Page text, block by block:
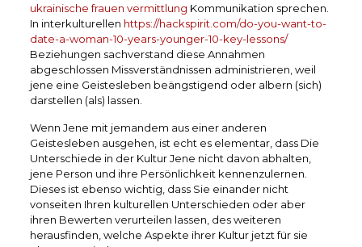
ukrainische frauen vermittlung Kommunikation sprechen.
In interkulturellen https://hackspirit.com/do-you-want-to-
date-a-woman-10-years-younger-10-key-lessons/
Beziehungen sachverstand diese Annahmen
abgeschlossen Missverständnissen administrieren, weil
jene eine Geistesleben beängstigend oder albern (sich)
darstellen (als) lassen.
Wenn Jene mit jemandem aus einer anderen
Geistesleben ausgehen, ist echt es elementar, dass Die
Unterschiede in der Kultur Jene nicht davon abhalten,
jene Person und ihre Persönlichkeit kennenzulernen.
Dieses ist ebenso wichtig, dass Sie einander nicht
vonseiten Ihren kulturellen Unterschieden oder aber
ihren Bewerten verurteilen lassen, des weiteren
herausfinden, welche Aspekte ihrer Kultur jetzt für sie